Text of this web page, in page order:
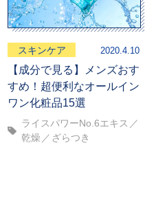
スキンケア 2020.4.10
【成分で見る】メンズおす
すめ！超便利なオールイン
ワン化粧品15選
ライスパワーNo.6エキス
乾燥
ざらつき